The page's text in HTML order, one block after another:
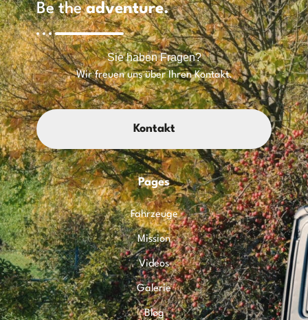
Be theadventure.
Sie haben Fragen?
Wir freuen uns über Ihren Kontakt.
Kontakt
Pages
Fahrzeuge
Mission
Videos
Galerie
Blog